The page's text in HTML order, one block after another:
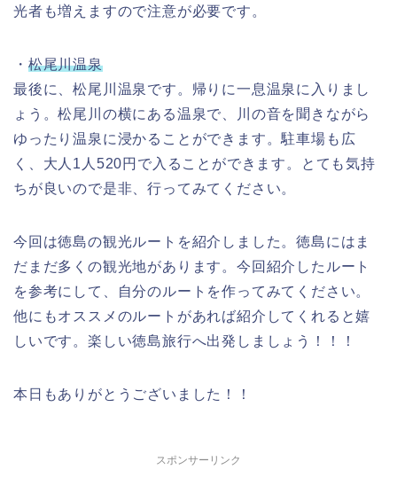
光者も増えますので注意が必要です。
・ 松尾川温泉
最後に、松尾川温泉です。帰りに一息温泉に入りまし
ょう。松尾川の横にある温泉で、川の音を聞きながら
ゆったり温泉に浸かることができます。駐車場も広
く、大人1人520円で入ることができます。とても気持
ちが良いので是非、行ってみてください。
今回は徳島の観光ルートを紹介しました。徳島にはま
だまだ多くの観光地があります。今回紹介したルート
を参考にして、自分のルートを作ってみてください。
他にもオススメのルートがあれば紹介してくれると嬉
しいです。楽しい徳島旅行へ出発しましょう！！！
本日もありがとうございました！！
スポンサーリンク